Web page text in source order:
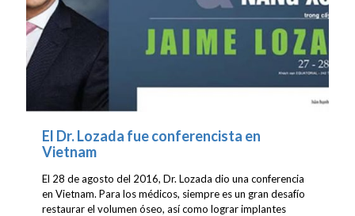
El Dr. Lozada fue conferencista en
Vietnam
El 28 de agosto del 2016, Dr. Lozada dio una conferencia
en Vietnam. Para los médicos, siempre es un gran desafío
restaurar el volumen óseo, así como lograr implantes